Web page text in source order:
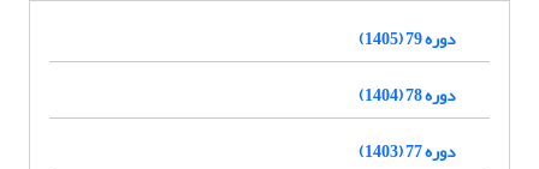
دوره 79 (1405)
دوره 78 (1404)
دوره 77 (1403)